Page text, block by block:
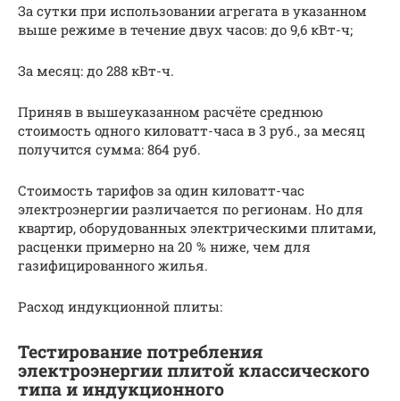
За сутки при использовании агрегата в указанном
выше режиме в течение двух часов: до 9,6 кВт-ч;
За месяц: до 288 кВт-ч.
Приняв в вышеуказанном расчёте среднюю
стоимость одного киловатт-часа в 3 руб., за месяц
получится сумма: 864 руб.
Стоимость тарифов за один киловатт-час
электроэнергии различается по регионам. Но для
квартир, оборудованных электрическими плитами,
расценки примерно на 20 % ниже, чем для
газифицированного жилья.
Расход индукционной плиты:
Тестирование потребления
электроэнергии плитой классического
типа и индукционного